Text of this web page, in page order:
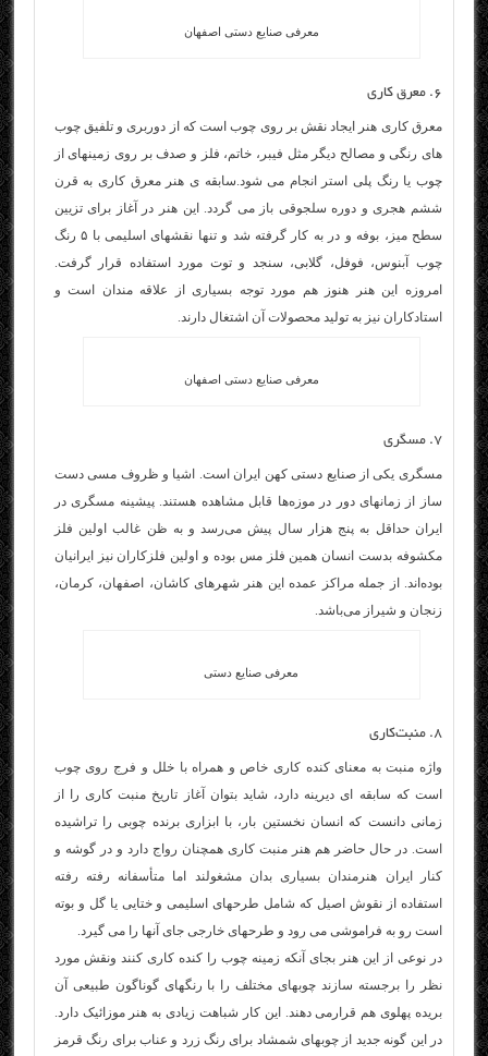
معرفی صنایع دستی اصفهان
۶. معرق کاری
معرق کاری هنر ایجاد نقش بر روی چوب است که از دوربری و تلفیق چوب
های رنگی و مصالح دیگر مثل فیبر، خاتم، فلز و صدف بر روی زمینهای از
چوب یا رنگ پلی استر انجام می شود.سابقه ی هنر معرق کاری به قرن
ششم هجری و دوره سلجوقی باز می گردد. این هنر در آغاز برای تزیین
سطح میز، بوفه و در به کار گرفته شد و تنها نقشهای اسلیمی با ۵ رنگ
چوب آبنوس، فوفل، گلابی، سنجد و توت مورد استفاده قرار گرفت.
امروزه این هنر هنوز هم مورد توجه بسیاری از علاقه مندان است و
استادکاران نیز به تولید محصولات آن اشتغال دارند.
معرفی صنایع دستی اصفهان
۷. مسگری
مسگری یکی از صنایع دستی کهن ایران است. اشیا و ظروف مسی دست
ساز از زمانهای دور در موزه‌ها قابل مشاهده هستند. پیشینه مسگری در
ایران حداقل به پنج هزار سال پیش می‌رسد و به ظن غالب اولین فلز
مکشوفه بدست انسان همین فلز مس بوده و اولین فلزکاران نیز ایرانیان
بوده‌اند. از جمله مراکز عمده این هنر شهرهای کاشان، اصفهان، کرمان،
زنجان و شیراز می‌باشد.
معرفی صنایع دستی
۸. منبت‌کاری
واژه منبت به معنای کنده کاری خاص و همراه با خلل و فرج روی چوب
است که سابقه ای ديرينه دارد، شايد بتوان آغاز تاريخ منبت کاری را از
زمانی دانست که انسان نخستين بار، با ابزاری برنده چوبی را تراشيده
است. در حال حاضر هم هنر منبت کاری همچنان رواج دارد و در گوشه و
کنار ايران هنرمندان بسياری بدان مشغولند اما متأسفانه رفته رفته
استفاده از نقوش اصيل که شامل طرحهای اسليمی و ختايی يا گل و بوته
است رو به فراموشی می رود و طرحهای خارجی جای آنها را می گيرد.
در نوعی از اين هنر بجای آنکه زمينه چوب را کنده کاری کنند ونقش مورد
نظر را برجسته سازند چوبهای مختلف را با رنگهای گوناگون طبيعی آن
بريده پهلوی هم قرارمی دهند. اين کار شباهت زيادی به هنر موزائيک دارد.
در اين گونه جديد از چوبهای شمشاد برای رنگ زرد و عناب برای رنگ قرمز